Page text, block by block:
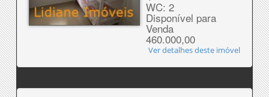
WC: 2
Disponível para
Venda
460.000,00
Ver detalhes deste imóvel